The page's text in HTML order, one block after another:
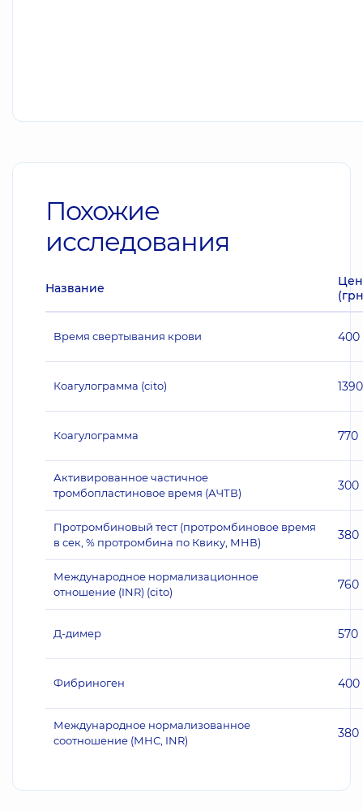
Похожие
исследования
Название
Время свертывания крови 400
Коагулограмма (cito) 1390
Коагулограмма 770
Активированное частичное
тромбопластиновое время (АЧТВ)
300
Протромбиновый тест (протромбиновое время
в сек, % протромбина по Квику, МНВ)
380
Международное нормализационное
отношение (INR) (cito)
760
Д-димер 570
Фибриноген 400
Международное нормализованное
соотношение (МНС, INR)
380